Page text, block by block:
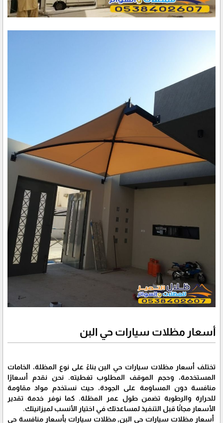
أسعار مظلات سيارات حي البن
تختلف أسعار مظلات سيارات حي البن بناءً على نوع المظلة، الخامات
المستخدمة، وحجم الموقف المطلوب تغطيته. نحن نقدم أسعارًا
منافسة دون المساومة على الجودة، حيث نستخدم مواد مقاومة
للحرارة والرطوبة تضمن طول عمر المظلة. كما نوفر خدمة تقدير
الأسعار مجانًا قبل التنفيذ لمساعدتك في اختيار الأنسب لميزانيتك.
أسعار مظلات سيارات حي البن, مظلات سيارات بأسعار منافسة حي